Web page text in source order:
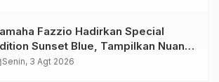
Fazzio Hadirkan Special
Sunset Blue, Tampilkan Nuansa
Summer yang Semakin Skena
Senin, 3 Agt 2026